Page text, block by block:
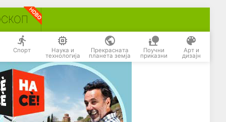
Спорт Наука и
технологија
Прекрасната
планета земја
Поучни
приказни
Арт и
дизајн